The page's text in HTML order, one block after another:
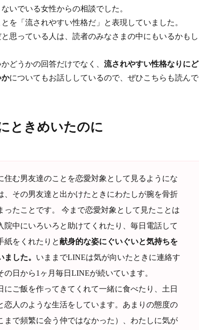
いでいる女性からの相談でした。
を「流されやすい性格だ」と表現していました。
思っている人は、読者のみなさまの中にもいるかもし
どうかの回答だけでなく、 流されやすい性格なりにど
かについてもお話ししているので、ぜひこちらも読んで
ときめいたのに
住む男友達のことを恋愛対象として見るようにな
、その男友達と出かけたときにわたしが腕を骨折
ったことです。 今まで恋愛対象として見たことは
院中にいろいろと助けてくれたり、毎日電話して
紙をくれたりと献身的な姿にぐいぐいと気持ちを
した。 いままでLINEは気が向いたときに連絡す
の日から1ヶ月毎日LINEが続いています。
にご飯を作ってきてくれて一緒に食べたり、土日
恋人のような生活をしています。あまりの態度の
まで頻繁に会う仲ではなかった）、わたしに気が